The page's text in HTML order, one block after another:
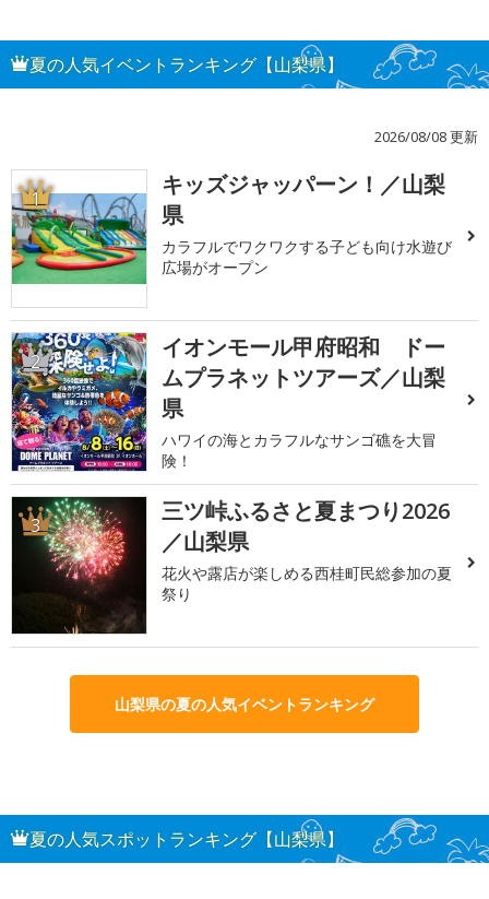
夏の人気イベントランキング【山梨県】
2026/08/08 更新
1
キッズジャッパーン！／山梨
県
カラフルでワクワクする子ども向け水遊び
広場がオープン
2
イオンモール甲府昭和 ドー
ムプラネットツアーズ／山梨
県
ハワイの海とカラフルなサンゴ礁を大冒
険！
3
三ツ峠ふるさと夏まつり2026
／山梨県
花火や露店が楽しめる西桂町民総参加の夏
祭り
山梨県の夏の人気イベントランキング
夏の人気スポットランキング【山梨県】